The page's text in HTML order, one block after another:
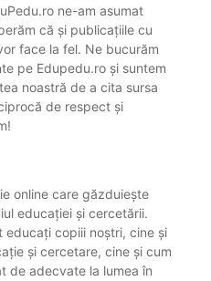
ne-am asumat
că și publicațiile cu
face la fel. Ne bucurăm
pe Edupedu.ro și suntem
noastră de a cita sursa
de respect și
online care găzduiește
educației și cercetării.
educați copiii noștri, cine și
și cercetare, cine și cum
de adecvate la lumea în